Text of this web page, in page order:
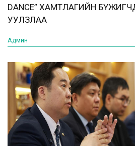
DANCE” ХАМТЛАГИЙН
УУЛЗЛАА
Админ